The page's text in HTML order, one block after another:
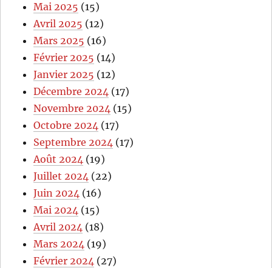
Mai 2025 (15)
Avril 2025 (12)
Mars 2025 (16)
Février 2025 (14)
Janvier 2025 (12)
Décembre 2024 (17)
Novembre 2024 (15)
Octobre 2024 (17)
Septembre 2024 (17)
Août 2024 (19)
Juillet 2024 (22)
Juin 2024 (16)
Mai 2024 (15)
Avril 2024 (18)
Mars 2024 (19)
Février 2024 (27)